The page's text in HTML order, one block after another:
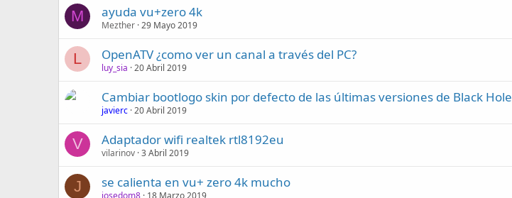
M ayuda vu+zero 4k
Mezther 29 Mayo 2019
L OpenATV ¿como ver un canal a través del PC?
luy_sia 20 Abril 2019
Cambiar bootlogo skin por defecto de las últimas versiones de Black Hole
javierc 20 Abril 2019
V Adaptador wifi realtek rtl8192eu
vilarinov 3 Abril 2019
J se calienta en vu+ zero 4k mucho
josedom8 18 Marzo 2019